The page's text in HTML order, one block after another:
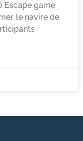
Escape game
le navire de